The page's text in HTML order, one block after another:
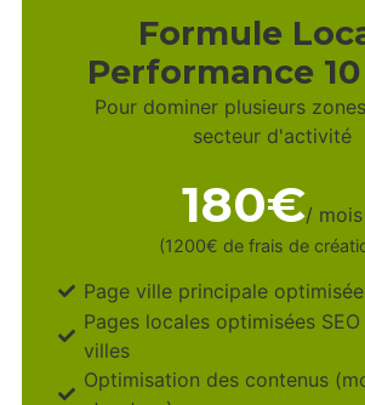
Formule
Performance
Pour dominer plusieurs
secteur d'activité
180€/ mois
(1200€ de frais de
Page ville principale optimisée
Pages locales optimisées
villes
Optimisation des contenus